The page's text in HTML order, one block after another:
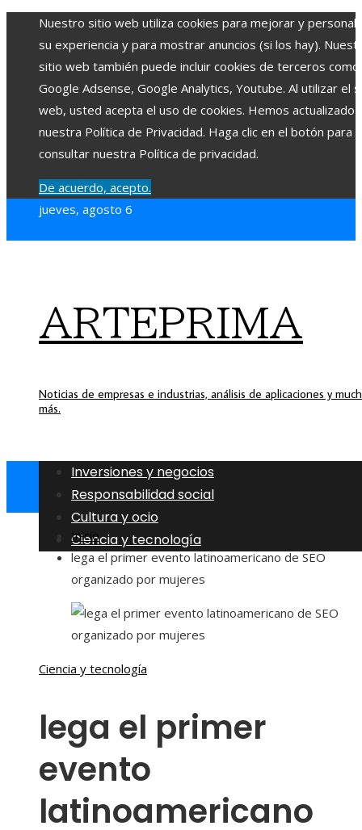
Nuestro sitio web utiliza cookies para mejorar y
su experiencia y para mostrar anuncios (si los hay).
sitio web también puede incluir cookies de terceros como
Google Adsense, Google Analytics, Youtube. Al utilizar el
web, usted acepta el uso de cookies. Hemos actualizado
nuestra Política de Privacidad. Haga clic en el botón para
consultar nuestra Política de privacidad.
De acuerdo, acepto.
jueves, agosto 6
ARTEPRIMA
Noticias de empresas e industrias, análisis de aplicaciones y
más.
Inversiones y negocios
Responsabilidad social
Cultura y ocio
Ciencia y tecnología
Inicio
lega el primer evento latinoamericano de SEO
organizado por mujeres
Ciencia y tecnología
lega el primer
evento
latinoamericano